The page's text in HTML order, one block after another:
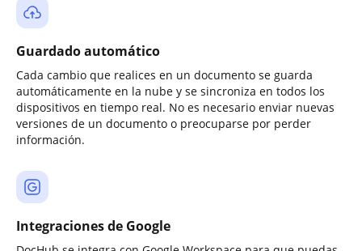
Guardado automático
Cada cambio que realices en un documento se guarda
automáticamente en la nube y se sincroniza en todos los
dispositivos en tiempo real. No es necesario enviar nuevas
versiones de un documento o preocuparse por perder
información.
Integraciones de Google